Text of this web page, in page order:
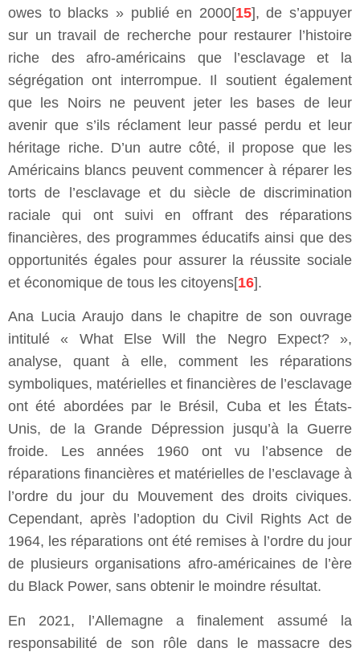
owes to blacks » publié en 2000[15], de s’appuyer
sur un travail de recherche pour restaurer l’histoire
riche des afro-américains que l’esclavage et la
ségrégation ont interrompue. Il soutient également
que les Noirs ne peuvent jeter les bases de leur
avenir que s’ils réclament leur passé perdu et leur
héritage riche. D’un autre côté, il propose que les
Américains blancs peuvent commencer à réparer les
torts de l’esclavage et du siècle de discrimination
raciale qui ont suivi en offrant des réparations
financières, des programmes éducatifs ainsi que des
opportunités égales pour assurer la réussite sociale
et économique de tous les citoyens[16].
Ana Lucia Araujo dans le chapitre de son ouvrage
intitulé « What Else Will the Negro Expect? »,
analyse, quant à elle, comment les réparations
symboliques, matérielles et financières de l’esclavage
ont été abordées par le Brésil, Cuba et les États-
Unis, de la Grande Dépression jusqu’à la Guerre
froide. Les années 1960 ont vu l’absence de
réparations financières et matérielles de l’esclavage à
l’ordre du jour du Mouvement des droits civiques.
Cependant, après l’adoption du Civil Rights Act de
1964, les réparations ont été remises à l’ordre du jour
de plusieurs organisations afro-américaines de l’ère
du Black Power, sans obtenir le moindre résultat.
En 2021, l’Allemagne a finalement assumé la
responsabilité de son rôle dans le massacre des